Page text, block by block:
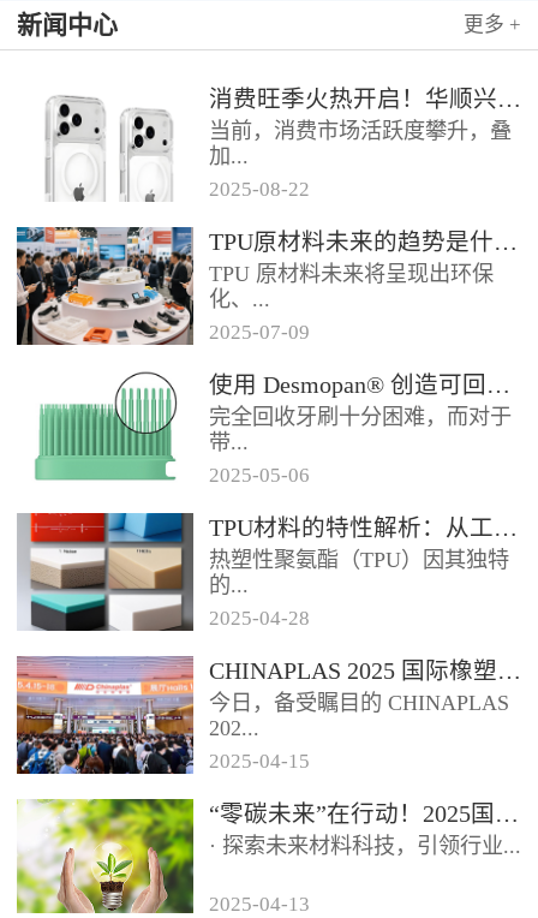
新闻中心 更多 +
消费旺季火热开启！华顺兴业联合科思创 TPU，赋能手机护套行业抢占市场先机
当前，消费市场活跃度攀升，叠
加...
各类促销节点临近，手机护套行
业迎来传统销售旺季，市场对高
品质、高性能产品的需求持续走
高。华...
2025-08-22
TPU原材料未来的趋势是什么？
TPU 原材料未来将呈现出环保
化、...
高性能化、功能化等趋势，具体
如下：环保化趋势显著：随着全
球环保意识提升和相关法规趋
严，...
2025-07-09
使用 Desmopan® 创造可回收的热塑性聚氨酯牙刷头
完全回收牙刷十分困难，而对于
带...
有聚丙烯手柄和尼龙刷毛的传统
牙刷而言，这根本不可能。这些
牙刷可能需要 500 年才能降解
或...
2025-05-06
TPU材料的特性解析：从工业到医疗的跨界应用
热塑性聚氨酯（TPU）因其独特
的...
性能组合，成为工业、消费品和
医疗领域的“全能材料”。本文将
从材料特性出发，解析TPU如
何...
2025-04-28
CHINAPLAS 2025 国际橡塑展盛大启幕【鑫腾达】
今日，备受瞩目的 CHINAPLAS
202...
5 国际橡塑展盛大启幕，首日便
展现出非凡的魅力，精彩程度令
人瞩目。踏入展馆，...
2025-04-15
“零碳未来”在行动！2025国际橡塑展邀您共探再生科技与循环经济
· 探索未来材料科技，引领行业...
2025-04-13